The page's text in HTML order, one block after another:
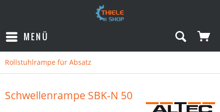
MENÜ
Rollstuhlrampe für Absatz
Schwellenrampe SBK-N 50